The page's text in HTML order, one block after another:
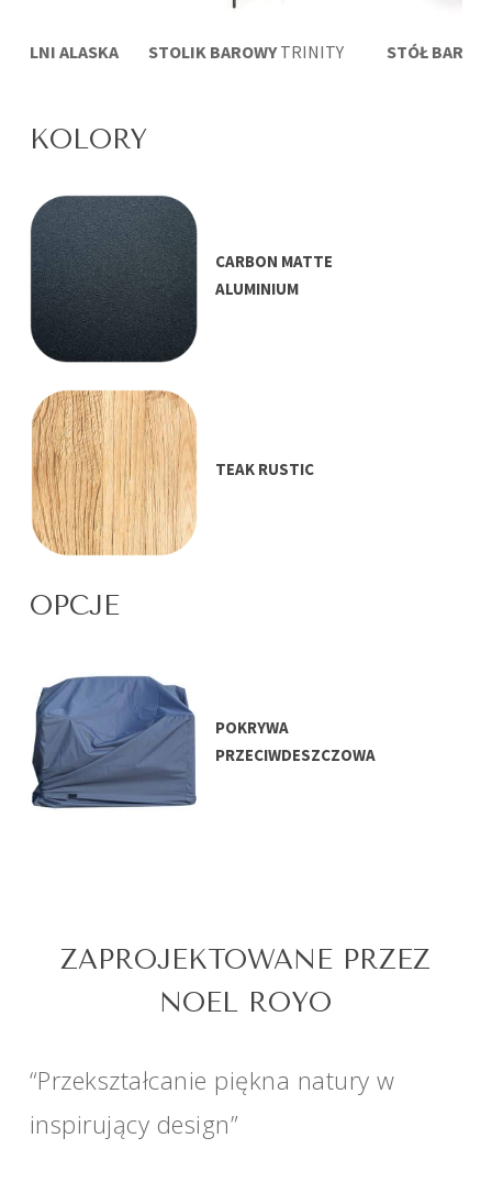
STOLIK BAROWYTRINITY
STÓŁ
ALASKA
KOLORY
CARBON MATTE
ALUMINIUM
TEAK RUSTIC
OPCJE
POKRYWA
PRZECIWDESZCZOWA
ZAPROJEKTOWANE PRZEZ
NOEL ROYO
“Przekształcanie piękna natury w
inspirujący design”